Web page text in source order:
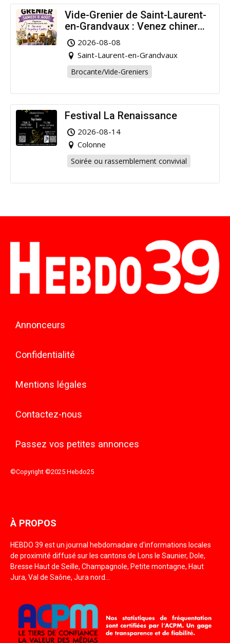
Vide-Grenier de Saint-Laurent-
en-Grandvaux : Venez chiner
pour la bonne cause !
2026-08-08
Saint-Laurent-en-Grandvaux
Brocante/Vide-Greniers
Festival La Renaissance
2026-08-14
Colonne
Soirée ou rassemblement convivial